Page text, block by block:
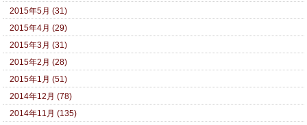
2015年5月 (31)
2015年4月 (29)
2015年3月 (31)
2015年2月 (28)
2015年1月 (51)
2014年12月 (78)
2014年11月 (135)